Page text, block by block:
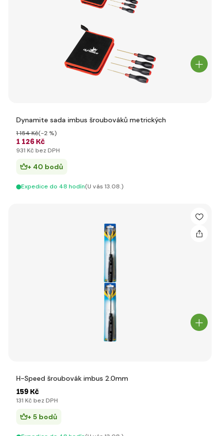
Dynamite sada imbus šroubováků metrických
1 126 Kč
1 154 Kč(-2 %)
931 Kč bez DPH
+ 40 bodů
Expedice do 48 hodín(U vás 13.08.)
H-Speed šroubovák imbus 2.0mm
159 Kč
131 Kč bez DPH
+ 5 bodů